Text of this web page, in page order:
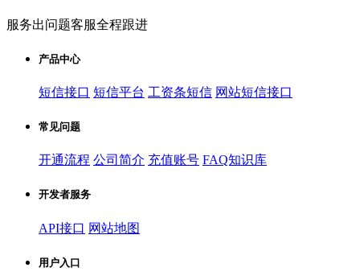
服务出问题客服全程跟进
产品中心
短信接口 短信平台 工资条短信 网站短信接口
常见问题
开通流程 公司简介 充值账号 FAQ知识库
开发者服务
API接口 网站地图
用户入口